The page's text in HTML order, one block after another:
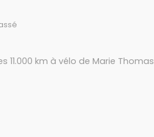
11.000 km à vélo de Marie Thomas